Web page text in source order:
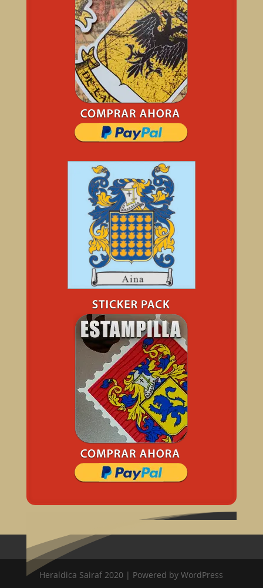
Heraldica Sairaf 2020 | Powered by WordPress